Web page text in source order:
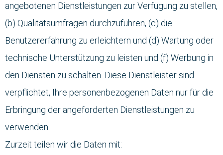
angebotenen Dienstleistungen zur Verfügung zu stellen,
(b) Qualitätsumfragen durchzuführen, (c) die
Benutzererfahrung zu erleichtern und (d) Wartung oder
technische Unterstützung zu leisten und (f) Werbung in
den Diensten zu schalten. Diese Dienstleister sind
verpflichtet, Ihre personenbezogenen Daten nur für die
Erbringung der angeforderten Dienstleistungen zu
verwenden.
Zurzeit teilen wir die Daten mit: